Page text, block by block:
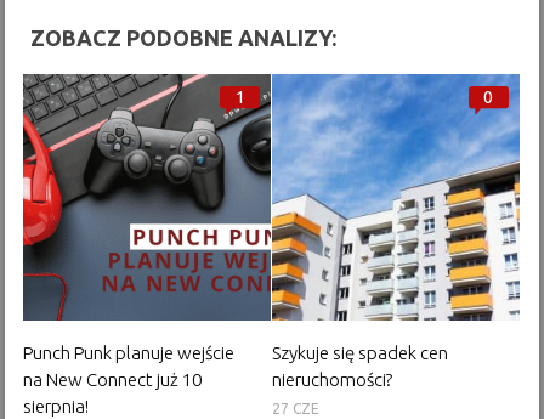
ZOBACZ PODOBNE ANALIZY:
1
Punch Punk planuje wejście
na New Connect już 10
sierpnia!
0
Szykuje się spadek cen
nieruchomości?
27 CZE